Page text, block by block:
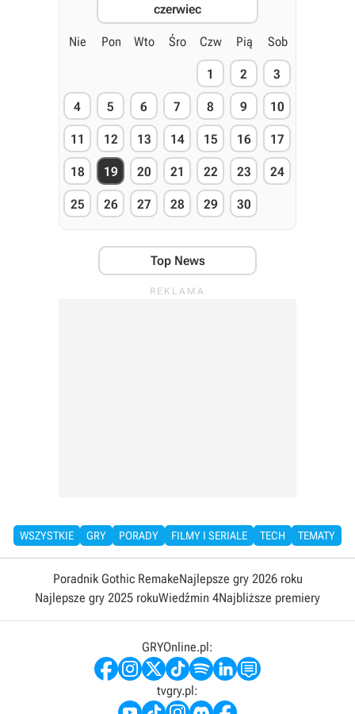
czerwiec
Nie Pon Wto Śro Czw Pią Sob
1 2 3
4 5 6 7 8 9 10
11 12 13 14 15 16 17
18 19 20 21 22 23 24
25 26 27 28 29 30
Top News
WSZYSTKIE GRY PORADY FILMY I SERIALE TECH TEMATY
Poradnik Gothic RemakeNajlepsze gry 2026 roku
Najlepsze gry 2025 rokuWiedźmin 4Najbliższe premiery
GRYOnline.pl:
tvgry.pl: